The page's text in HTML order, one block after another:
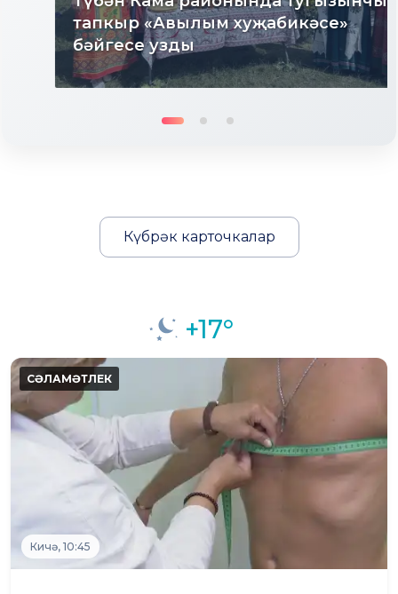
тапкыр «Авылым хуҗабикәсе»
бәйгесе узды
Күбрәк карточкалар
+17°
Кичә, 10:45